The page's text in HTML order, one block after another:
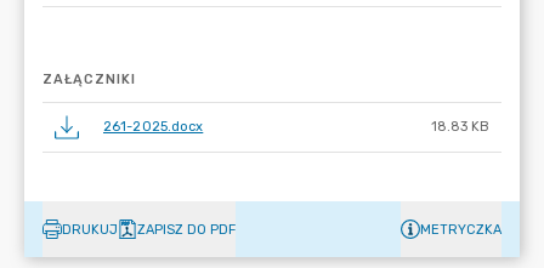
ZAŁĄCZNIKI
261-2025.docx 18.83 KB
DRUKUJ ZAPISZ DO PDF METRYCZKA